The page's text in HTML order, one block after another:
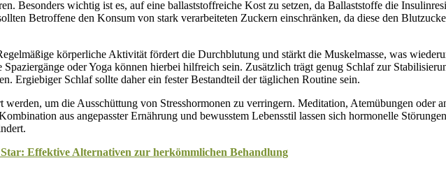
Besonders wichtig ist es, auf eine ballaststoffreiche Kost zu setzen, da Ballaststoffe die
Betroffene den Konsum von stark verarbeiteten Zuckern einschränken, da diese den
körperliche Aktivität fördert die Durchblutung und stärkt die Muskelmasse, was
oder Yoga können hierbei hilfreich sein. Zusätzlich trägt genug Schlaf zur
Ergiebiger Schlaf sollte daher ein fester Bestandteil der täglichen Routine sein.
um die Ausschüttung von Stresshormonen zu verringern. Meditation, Atemübungen oder
aus angepasster Ernährung und bewusstem Lebensstil lassen sich hormonelle
Effektive Alternativen zur herkömmlichen Behandlung